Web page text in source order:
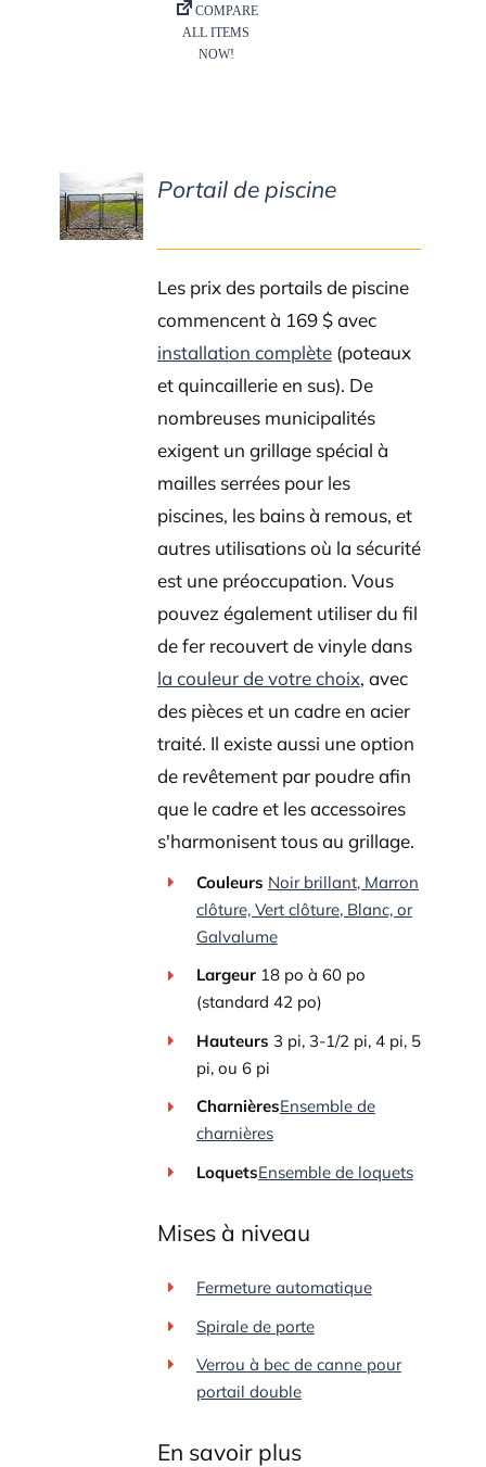
DETAILS
Portail de piscine
Les prix des portails de piscine
commencent à 169 $ avec
installation complète(poteaux
et quincaillerie en sus). De
nombreuses municipalités
exigent un grillage spécial à
mailles serrées pour les
piscines, les bains à remous, et
autres utilisations où la sécurité
est une préoccupation. Vous
pouvez également utiliser du fil
de fer recouvert de vinyle dans
la couleur de votre choix, avec
des pièces et un cadre en acier
traité. Il existe aussi une option
de revêtement par poudre afin
que le cadre et les accessoires
s'harmonisent tous au grillage.
Couleurs Noir brillant, Marron
clôture, Vert clôture, Blanc, or
Galvalume
Largeur18 po à 60 po
(standard 42 po)
Hauteurs 3 pi, 3-1/2 pi, 4 pi, 5
pi, ou 6 pi
CharnièresEnsemble de
charnières
LoquetsEnsemble de loquets
Mises à niveau
Fermeture automatique
Spirale de porte
Verrou à bec de canne pour
portail double
En savoir plus